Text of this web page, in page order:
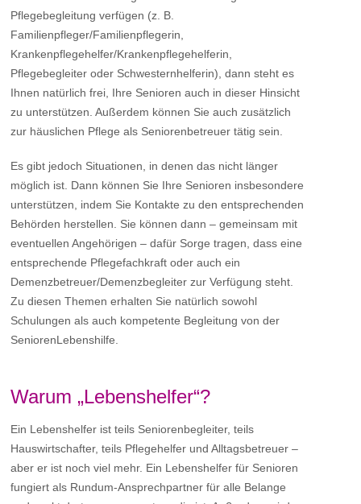
Pflegebegleitung verfügen (z. B.
Familienpfleger/Familienpflegerin,
Krankenpflegehelfer/Krankenpflegehelferin,
Pflegebegleiter oder Schwesternhelferin), dann steht es
Ihnen natürlich frei, Ihre Senioren auch in dieser Hinsicht
zu unterstützen. Außerdem können Sie auch zusätzlich
zur häuslichen Pflege als Seniorenbetreuer tätig sein.
Es gibt jedoch Situationen, in denen das nicht länger
möglich ist. Dann können Sie Ihre Senioren insbesondere
unterstützen, indem Sie Kontakte zu den entsprechenden
Behörden herstellen. Sie können dann – gemeinsam mit
eventuellen Angehörigen – dafür Sorge tragen, dass eine
entsprechende Pflegefachkraft oder auch ein
Demenzbetreuer/Demenzbegleiter zur Verfügung steht.
Zu diesen Themen erhalten Sie natürlich sowohl
Schulungen als auch kompetente Begleitung von der
SeniorenLebenshilfe.
Warum „Lebenshelfer“?
Ein Lebenshelfer ist teils Seniorenbegleiter, teils
Hauswirtschafter, teils Pflegehelfer und Alltagsbetreuer –
aber er ist noch viel mehr. Ein Lebenshelfer für Senioren
fungiert als Rundum-Ansprechpartner für alle Belange